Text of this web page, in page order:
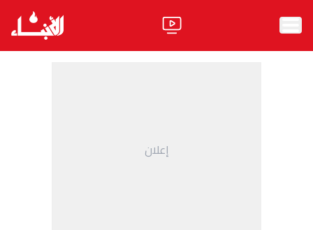
إعلان